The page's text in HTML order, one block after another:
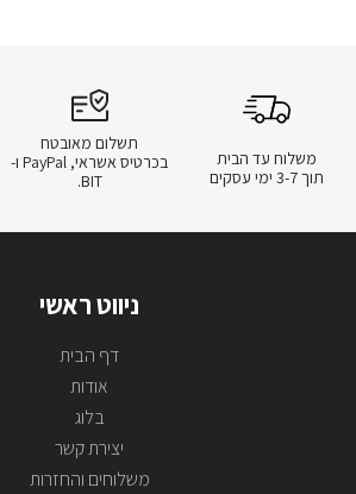
משלוח עד הבית
תוך 3-7 ימי עסקים
תשלום מאובטח
בכרטיס אשראי, PayPal ו-
BIT.
ניווט ראשי
דף הבית
אודות
בלוג
יצירת קשר
משלוחים והחזרות